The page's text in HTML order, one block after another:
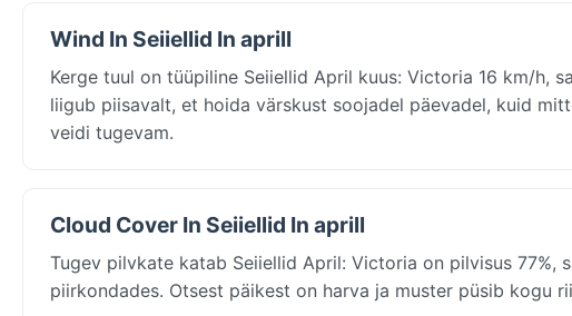
Wind In Seiiellid In aprill
Kerge tuul on tüüpiline Seiiellid April kuus: Victoria 16 km/h,
liigub piisavalt, et hoida värskust soojadel päevadel, kuid
veidi tugevam.
Cloud Cover In Seiiellid In aprill
Tugev pilvkate katab Seiiellid April: Victoria on pilvisus 77%,
piirkondades. Otsest päikest on harva ja muster püsib kogu